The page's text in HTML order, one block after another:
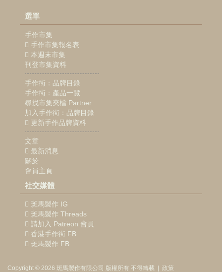
選單
手作市集
手作市集報名表
本週末市集
刊登市集資料
手作街：品牌目錄
手作街：產品一覽
尋找市集夾檔 Partner
加入手作街：品牌目錄
更新手作品牌資料
文章
最新消息
關於
會員主頁
社交媒體
斑馬製作 IG
斑馬製作 Threads
請加入 Patreon 會員
香港手作街 FB
斑馬製作 FB
Copyright © 2026 斑馬製作有限公司 版權所有 不得轉載 | 政策